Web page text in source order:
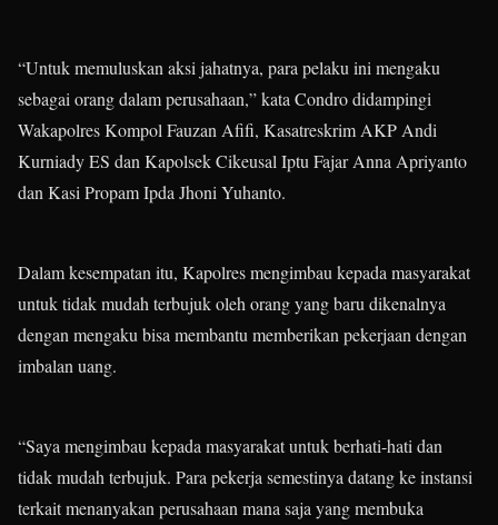
“Untuk memuluskan aksi jahatnya, para pelaku ini mengaku
sebagai orang dalam perusahaan,” kata Condro didampingi
Wakapolres Kompol Fauzan Afifi, Kasatreskrim AKP Andi
Kurniady ES dan Kapolsek Cikeusal Iptu Fajar Anna Apriyanto
dan Kasi Propam Ipda Jhoni Yuhanto.
Dalam kesempatan itu, Kapolres mengimbau kepada masyarakat
untuk tidak mudah terbujuk oleh orang yang baru dikenalnya
dengan mengaku bisa membantu memberikan pekerjaan dengan
imbalan uang.
“Saya mengimbau kepada masyarakat untuk berhati-hati dan
tidak mudah terbujuk. Para pekerja semestinya datang ke instansi
terkait menanyakan perusahaan mana saja yang membuka